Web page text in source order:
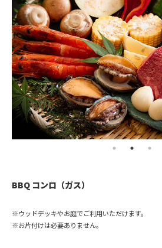
BBQ コンロ（ガス）
※ウッドデッキやお庭でご利用いただけます。
※お片付けは必要ありません。